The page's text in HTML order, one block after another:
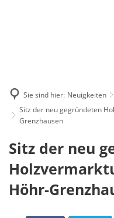
Sie sind hier: Neuigkeiten
Sitz der neu gegründeten
Grenzhausen
Sitz der neu
Höhr-